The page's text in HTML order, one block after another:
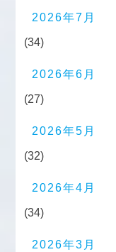
2026年7月
(34)
2026年6月
(27)
2026年5月
(32)
2026年4月
(34)
2026年3月